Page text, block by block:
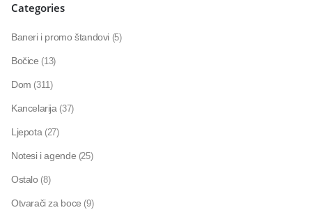
Categories
Baneri i promo štandovi (5)
Bočice (13)
Dom (311)
Kancelarija (37)
Ljepota (27)
Notesi i agende (25)
Ostalo (8)
Otvarači za boce (9)